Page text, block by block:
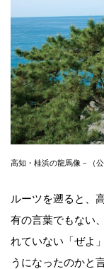
高知・桂浜の龍馬像－（
ルーツを遡ると、
有の言葉でもない
れていない「ぜよ
うになったのかと